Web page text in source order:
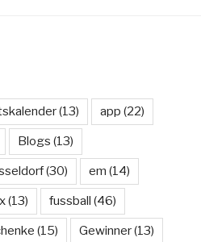
(13) app (22)
Blogs (13)
(30) em (14)
(13) fussball (46)
(15) Gewinner(13)